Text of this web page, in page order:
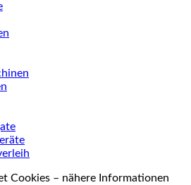
Cookies – nähere Informationen